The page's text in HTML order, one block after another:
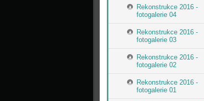
Rekonstrukce 2016 -
fotogalerie 04
Rekonstrukce 2016 -
fotogalerie 03
Rekonstrukce 2016 -
fotogalerie 02
Rekonstrukce 2016 -
fotogalerie 01